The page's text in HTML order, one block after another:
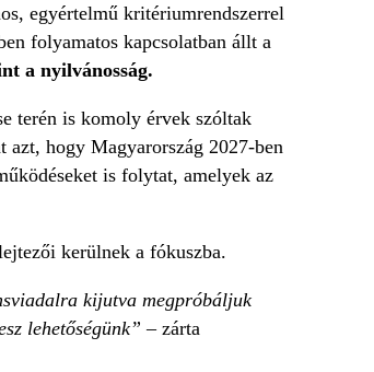
egyértelmű kritériumrendszerrel
folyamatos kapcsolatban állt a
a nyilvánosság.
terén is komoly érvek szóltak
hogy Magyarország 2027-ben
is folytat, amelyek az
kerülnek a fókuszba.
kijutva megpróbáljuk
lehetőségünk” – zárta